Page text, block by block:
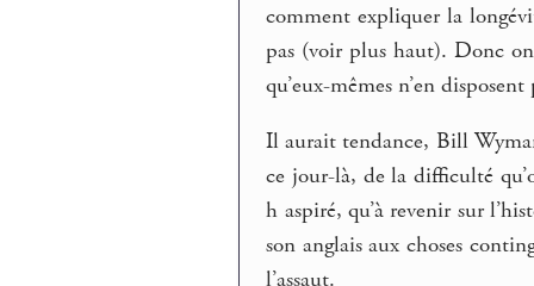
comment expliquer la
pas (voir plus haut). Donc
qu’eux-mêmes n’en
Il aurait tendance, Bill
ce jour-là, de la difficulté
h aspiré, qu’à revenir sur
son anglais aux choses